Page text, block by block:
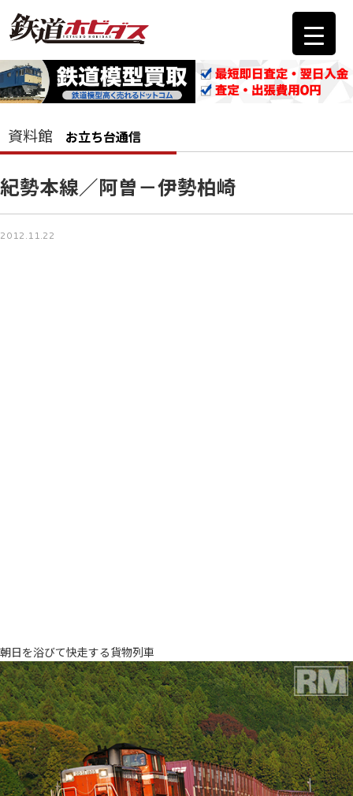
資料館 お立ち台通信
紀勢本線／阿曽－伊勢柏崎
2012.11.22
朝日を浴びて快走する貨物列車